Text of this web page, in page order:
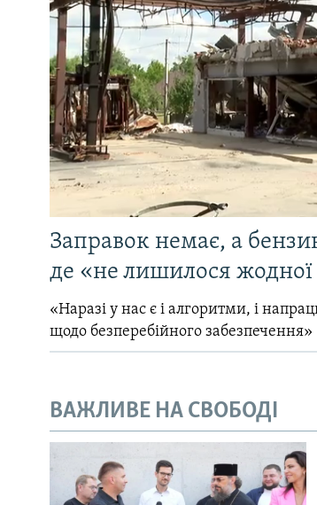
Заправок немає, а
де «не лишилося
«Наразі у нас є і алгоритми, і
щодо безперебійного забезпечення»
ВАЖЛИВЕ НА СВОБОДІ